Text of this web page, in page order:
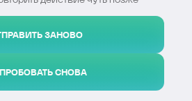
ЗАНОВО
СНОВА